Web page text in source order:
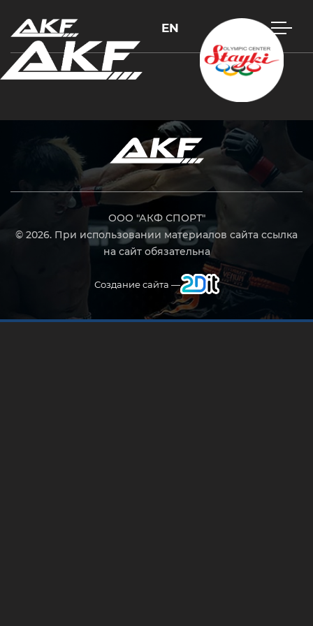
EN
ООО "АКФ СПОРТ"
© 2026. При использовании материалов сайта ссылка
на сайт обязательна
Создание сайта —
Нажмите Enter для поиска или Esc, чтобы закрыть